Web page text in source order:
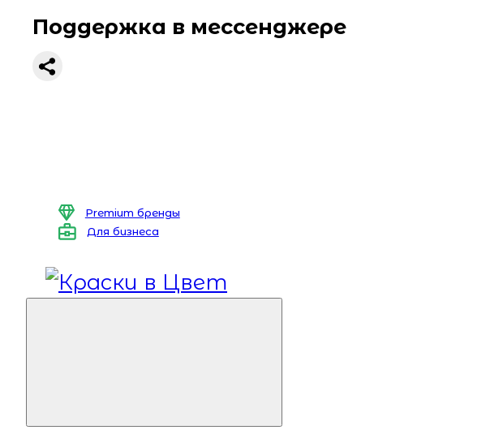
Поддержка в мессенджере
Premium бренды
Для бизнеса